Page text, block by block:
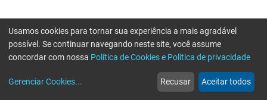
web
Notícias
more_horiz
Mais
Usamos cookies para tornar sua experiência a mais agradável
possível. Se continuar navegando neste site, você assume
concordar com nossa Política de Cookies e Política de privacidade
Gerenciar Cookies... Recusar Aceitar todos
Erro ao enviar informações, por favor tente novamente